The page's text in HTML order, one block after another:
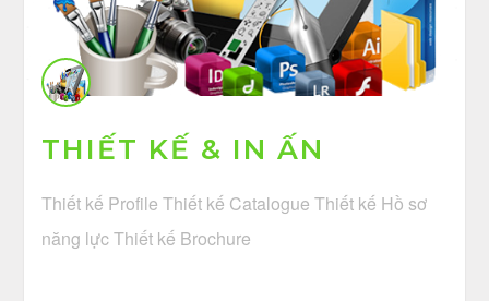
THIẾT KẾ & IN ẤN
Thiết kế Profile Thiết kế Catalogue Thiết kế Hồ sơ
năng lực Thiết kế Brochure